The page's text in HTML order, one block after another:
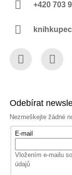
+420 703
Odebírat
Nezmeškejte žádné
E-mail
Vložením e-mailu
údajů